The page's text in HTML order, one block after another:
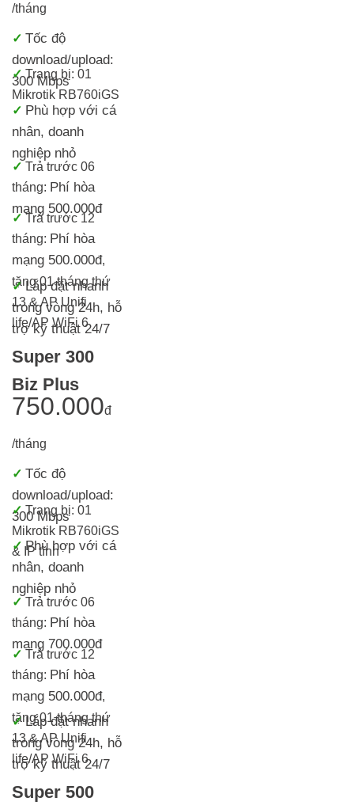
/tháng
✓ Tốc độ
download/upload:
300 Mbps
✓Trang bị: 01
Mikrotik RB760iGS
✓ Phù hợp với cá
nhân, doanh
nghiệp nhỏ
✓ Trả trước 06
tháng: Phí hòa
mạng 500.000đ
✓ Trả trước 12
tháng: Phí hòa
mạng 500.000đ,
tặng 01 tháng thứ
13 & AP Unifi
life/AP WiFi 6
✓Lắp đặt nhanh
trong vòng 24h, hỗ
trợ kỹ thuật 24/7
Super 300
Biz Plus
750.000đ
/tháng
✓ Tốc độ
download/upload:
300 Mbps
✓Trang bị: 01
Mikrotik RB760iGS
& IP tĩnh
✓Phù hợp với cá
nhân, doanh
nghiệp nhỏ
✓ Trả trước 06
tháng: Phí hòa
mạng 700.000đ
✓ Trả trước 12
tháng: Phí hòa
mạng 500.000đ,
tặng 01 tháng thứ
13 & AP Unifi
life/AP WiFi 6
✓ Lắp đặt nhanh
trong vòng 24h, hỗ
trợ kỹ thuật 24/7
Super 500